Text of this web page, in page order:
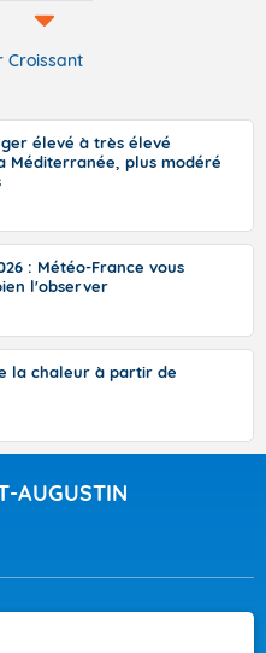
Croissant
élevé à très élevé
Méditerranée, plus modéré
: Météo-France vous
l'observer
la chaleur à partir de
AUGUSTIN